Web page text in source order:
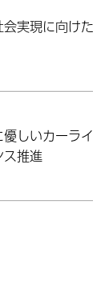
実現に向けた
しいカーライ
推進